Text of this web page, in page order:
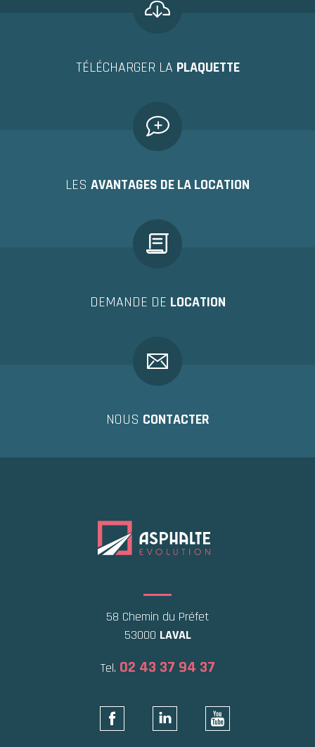
TÉLÉCHARGER LA PLAQUETTE
LES AVANTAGES DE LA LOCATION
DEMANDE DE LOCATION
NOUS CONTACTER
58 Chemin du Préfet
53000 LAVAL
Tel. 02 43 37 94 37